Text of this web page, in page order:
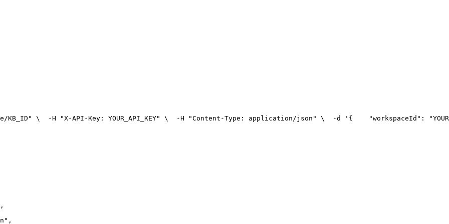
KB_ID" \
  -H "X-API-Key: YOUR_API_KEY" \
  -H "Content-Type: application/json" \
  -d '{
"workspaceId":
,
,